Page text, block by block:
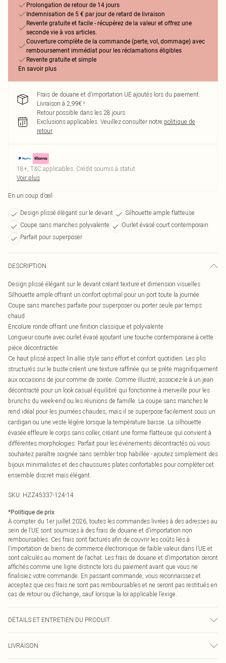
Prolongation de retour de 14 jours
Indemnisation de 5 € par jour de retard de livraison
Revente gratuite et facile - récupérez de la valeur et offrez une
seconde vie à vos articles.
Couverture complète de la commande (perte, vol, dommage) avec
remboursement immédiat pour les réclamations éligibles
Revente gratuite et simple
En savoir plus
Frais de douane et d’importation UE ajoutés lors du paiement.
Livraison à 2,99€ !
Retour possible dans les 28 jours
Exclusions applicables. Veuillez consulter notre politique de
retour
18+, T&C applicables. Crédit soumis à statut
Voir plus
En un coup d’œil
Design plissé élégant sur le devant
Silhouette ample flatteuse
Coupe sans manches polyvalente
Ourlet évasé court contemporain
Parfait pour superposer
DESCRIPTION
Design plissé élégant sur le devant créant texture et dimension visuelles
Silhouette ample offrant un confort optimal pour un port toute la journée
Coupe sans manches parfaite pour superposer ou porter seule par temps
chaud
Encolure ronde offrant une finition classique et polyvalente
Longueur courte avec ourlet évasé ajoutant une touche contemporaine à cette
pièce décontractée
Ce haut plissé aspect lin allie style sans effort et confort quotidien. Les plis
structurés sur le buste créent une texture raffinée qui se prête magnifiquement
aux occasions de jour comme de soirée. Comme illustré, associez-le à un jean
décontracté pour un look casual équilibré qui fonctionne à merveille pour les
brunchs du week-end ou les réunions de famille. La coupe sans manches le
rend idéal pour les journées chaudes, mais il se superpose facilement sous un
cardigan ou une veste légère lorsque la température baisse. La silhouette
évasée effleure le corps sans coller, créant une forme flatteuse qui convient à
différentes morphologies. Parfait pour les événements décontractés où vous
souhaitez paraître soignée sans sembler trop habillée - ajoutez simplement des
bijoux minimalistes et des chaussures plates confortables pour compléter cet
ensemble discret mais élégant.
SKU: HZZ45337-124-14
*Politique de prix
À compter du 1er juillet 2026, toutes les commandes livrées à des adresses au
sein de l’UE sont soumises à des frais de douane et d’importation non
remboursables. Ces frais sont facturés afin de couvrir les coûts liés à
l’importation de biens de commerce électronique de faible valeur dans l’UE et
sont calculés au moment de l’achat. Les frais de douane et d’importation seront
affichés comme une ligne distincte lors du paiement avant que vous ne
finalisiez votre commande. En passant commande, vous reconnaissez et
acceptez que ces frais ne sont pas remboursables et ne seront pas restitués en
cas de retour ou d’échange, sauf lorsque la loi applicable l’exige.
DÉTAILS ET ENTRETIEN DU PRODUIT
mannequin porte une taille 10.
LIVRAISON